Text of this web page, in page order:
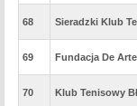
68 Sieradzki Klub
69 Fundacja De
70 Klub Tenisowy